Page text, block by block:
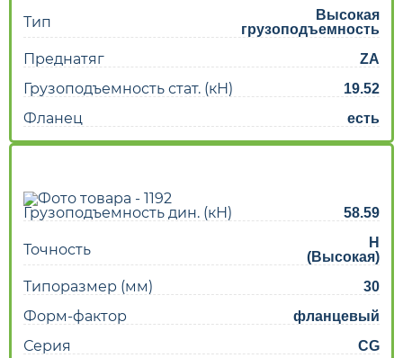
Тип
Высокая
грузоподъемность
Преднатяг ZA
Грузоподъемность стат. (кН) 19.52
Фланец есть
Грузоподъемность дин. (кН) 58.59
Точность
H
(Высокая)
Типоразмер (мм) 30
Форм-фактор фланцевый
Серия CG